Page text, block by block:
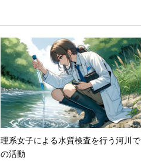
理系女子による水質検査を行う河川で
の活動